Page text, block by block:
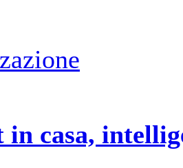
in casa,